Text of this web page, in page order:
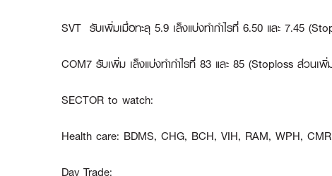
SVT รับเพิ่มเมื่อทะลุ 5.9 เล็งแบ่งทำกำไรที่ 6.50 และ 7.45
COM7 รับเพิ่ม เล็งแบ่งทำกำไรที่ 83 และ 85 (Stoploss ส่วนเ
SECTOR to watch:
Health care: BDMS, CHG, BCH, VIH, RAM, WPH,
Day Trade: